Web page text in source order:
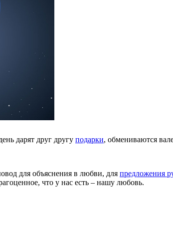
дарят друг другу подарки, обмениваются
для объяснения в любви, для предложения
что у нас есть – нашу любовь.